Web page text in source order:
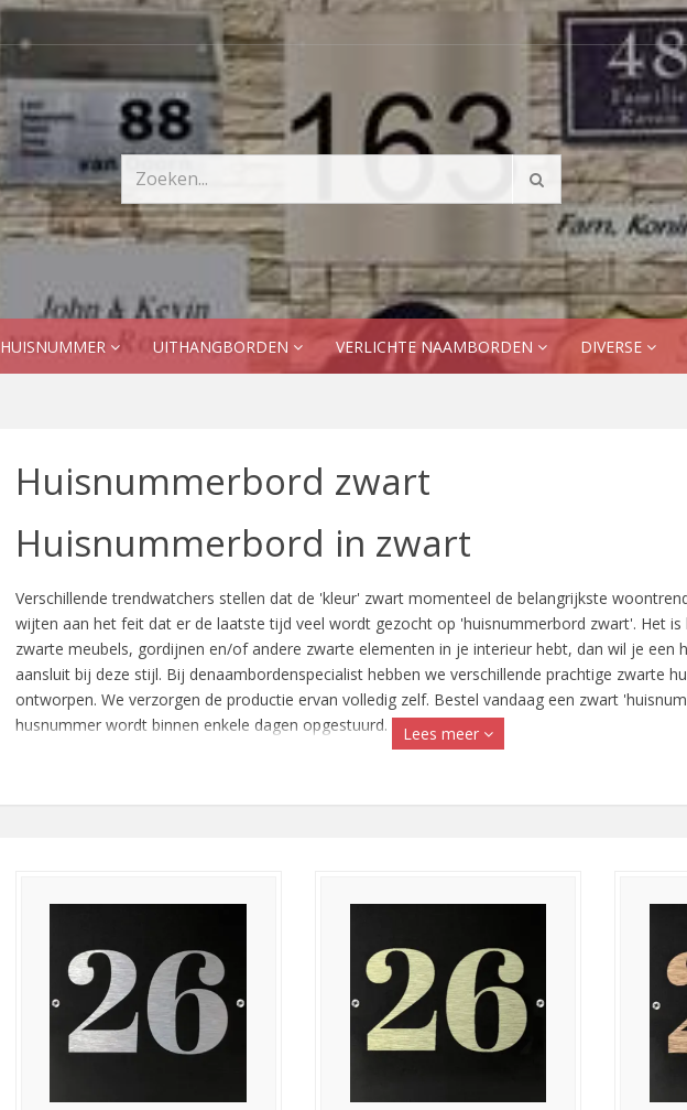
HUISNUMMER UITHANGBORDEN VERLICHTE NAAMBORDEN DIVERSE
Huisnummerbord zwart
Huisnummerbord in zwart
Verschillende trendwatchers stellen dat de 'kleur' zwart momenteel de belangrijkste
wijten aan het feit dat er de laatste tijd veel wordt gezocht op 'huisnummerbord zwart'. Het is
zwarte meubels, gordijnen en/of andere zwarte elementen in je interieur hebt, dan wil je een
aansluit bij deze stijl. Bij denaambordenspecialist hebben we verschillende prachtige zwarte
ontworpen. We verzorgen de productie ervan volledig zelf. Bestel vandaag een zwart
husnummer wordt binnen enkele dagen opgestuurd.
In het productoverzicht is te zien dat we zwarte huisnummerborden in diverse stijlen
het allemaal vinden. Wij vervaardigen jouw huisnummerbord, zwart of in een andere kleur
en toon op een stijlvolle manier jouw persoonlijke husnummerbord of het nu zwart of een
Lees meer